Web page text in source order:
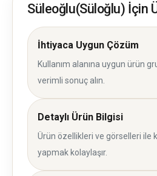
Süleoğlu(Süloğlu) İçin
İhtiyaca Uygun Çözüm
Kullanım alanına uygun ürün
verimli sonuç alın.
Detaylı Ürün Bilgisi
Ürün özellikleri ve görselleri ile
yapmak kolaylaşır.